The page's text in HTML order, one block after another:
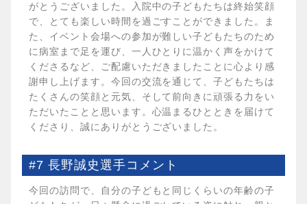
がとうございました。入院中の子どもたちは終始笑顔
で、とても楽しい時間を過ごすことができました。ま
た、イベント会場への参加が難しい子どもたちのため
に病室まで足を運び、一人ひとりに温かく声をかけて
くださるなど、ご配慮いただきましたことに心より感
謝申し上げます。今回の交流を通じて、子どもたちは
たくさんの笑顔と元気、そして前向きに頑張る力をい
ただいたことと思います。心温まるひとときを届けて
くださり、誠にありがとうございました。
#7 長野誠史選手コメント
今回の訪問で、自分の子どもと同じくらいの年齢の子